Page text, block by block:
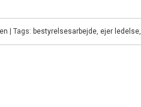
| Tags: bestyrelsesarbejde, ejer ledelse,